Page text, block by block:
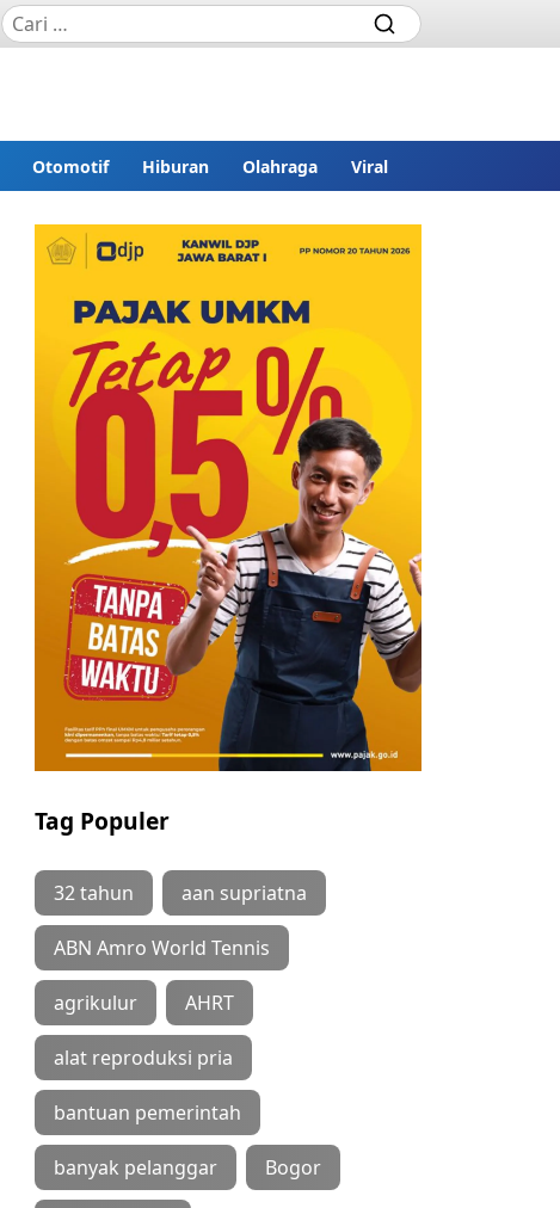
Otomotif Hiburan Olahraga Viral
Tag Populer
32 tahun aan supriatna
ABN Amro World Tennis
agrikulur AHRT
alat reproduksi pria
bantuan pemerintah
banyak pelanggar Bogor